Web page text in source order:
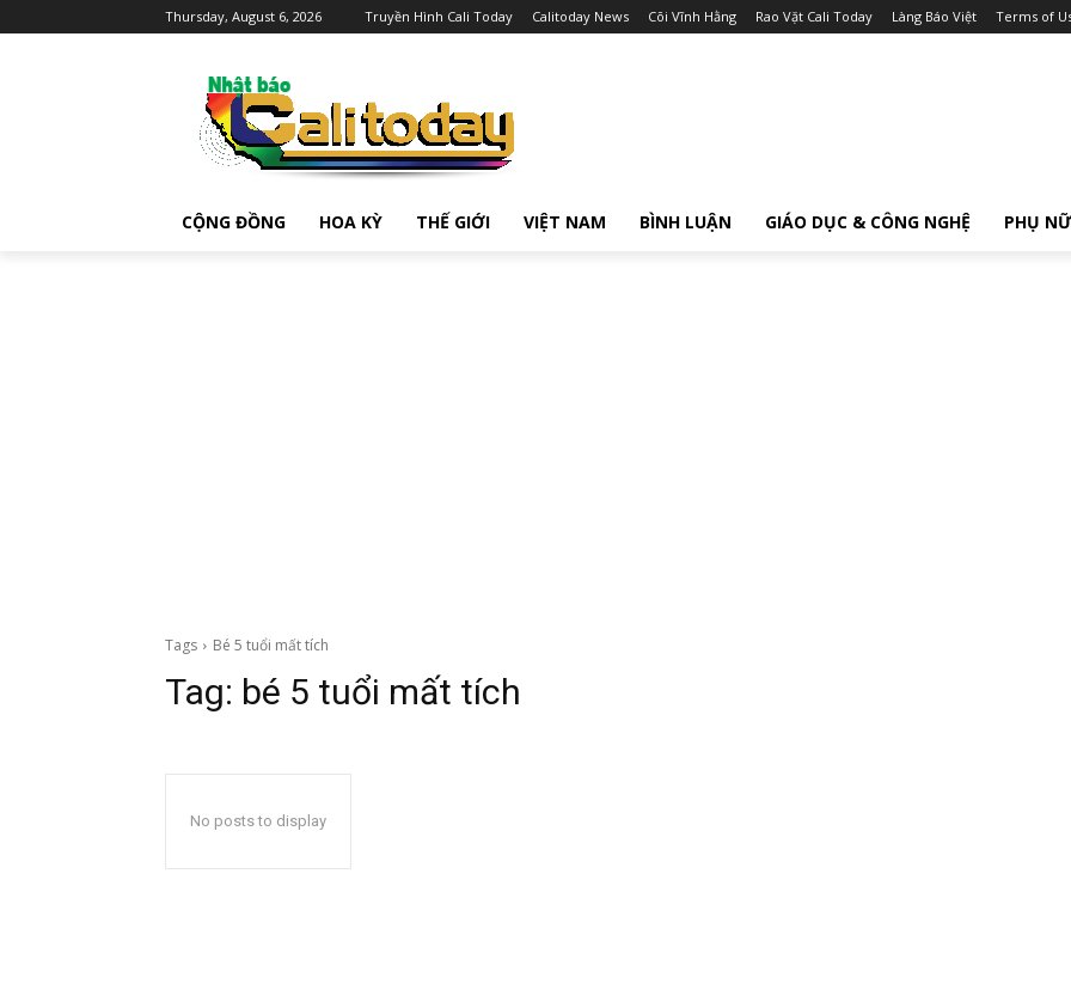
Thursday, August 6, 2026 Truyền Hình Cali Today Calitoday News Cõi Vĩnh Hằng Rao Vặt Cali Today Làng Báo Việt Terms of
CỘNG ĐỒNG HOA KỲ THẾ GIỚI VIỆT NAM BÌNH LUẬN GIÁO DỤC & CÔNG NGHỆ PHỤ NỮ
Tags Bé 5 tuổi mất tích
Tag: bé 5 tuổi mất tích
No posts to display